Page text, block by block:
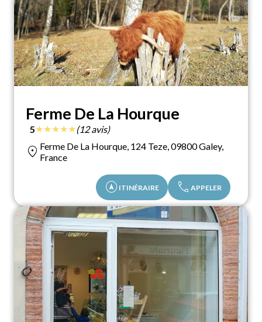
Ferme De La Hourque
5★★★★★(12 avis)
location_on Ferme De La Hourque, 124 Teze, 09800 Galey,
France
assistant_navigation ITINÉRAIRE call APPELER